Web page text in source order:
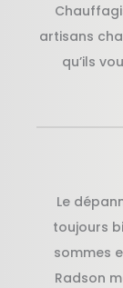
artisans
qu’ils
Le
toujours
sommes
Radson